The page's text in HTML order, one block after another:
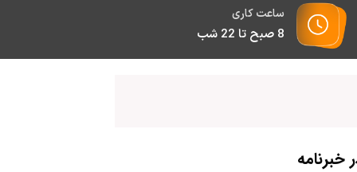
ساعت کاری
8 صبح تا 22 شب